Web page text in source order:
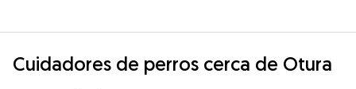
Cuidadores de perros cerca de Otura